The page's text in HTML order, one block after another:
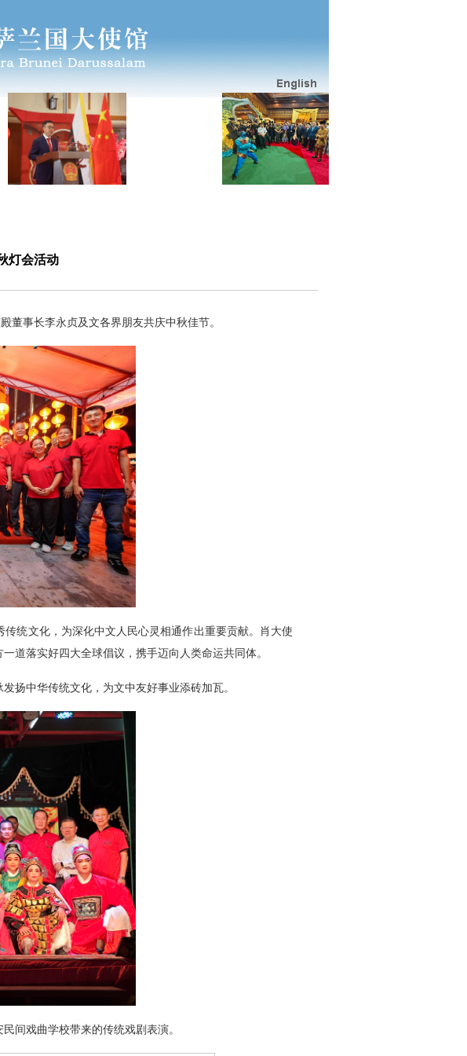
灯会活动
董事长李永贞及文各界朋友共庆中秋佳节。
统文化，为深化中文人民心灵相通作出重要贡献。肖大使
一道落实好四大全球倡议，携手迈向人类命运共同体。
发扬中华传统文化， 为文中友好事业添砖加瓦。
间戏曲学校带来的传统戏剧表演。